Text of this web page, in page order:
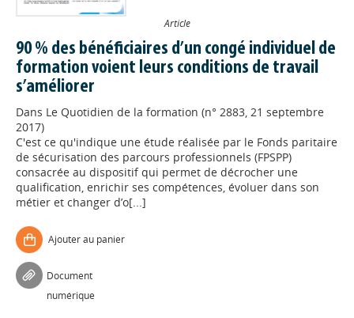
Article
90 % des bénéficiaires d’un congé individuel de
formation voient leurs conditions de travail
s’améliorer
Dans Le Quotidien de la formation (n° 2883, 21 septembre
2017)
C'est ce qu'indique une étude réalisée par le Fonds paritaire
de sécurisation des parcours professionnels (FPSPP)
consacrée au dispositif qui permet de décrocher une
qualification, enrichir ses compétences, évoluer dans son
métier et changer d’o[...]
Ajouter au panier
Document
numérique